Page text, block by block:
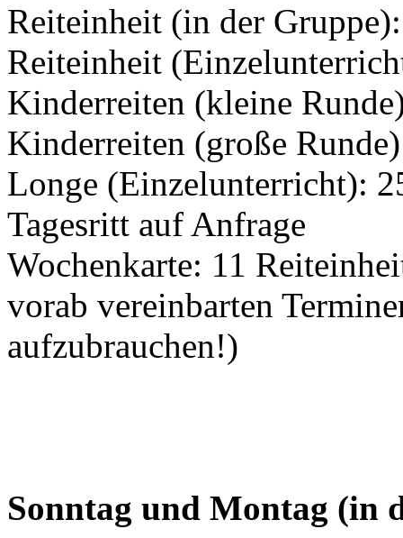
Reiteinheit (in der
Reiteinheit
Kinderreiten (kleine
Kinderreiten (große
Longe (Einzelunterricht):
Tagesritt auf Anfrage
Wochenkarte: 11
vorab vereinbarten
aufzubrauchen!)
Sonntag und Montag (in